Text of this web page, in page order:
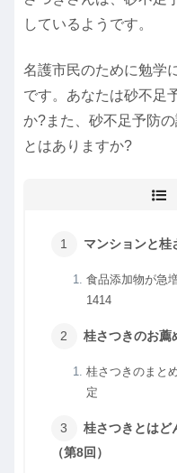
しているようです。
名護市民のために勉学
です。あなたは砂不足
か?また、砂不足予防
とはありますか?
マンションと桂
食品添加物が急
1414
桂さつきのお薦
桂さつきのまと
定
桂さつきとはど
（第8回）